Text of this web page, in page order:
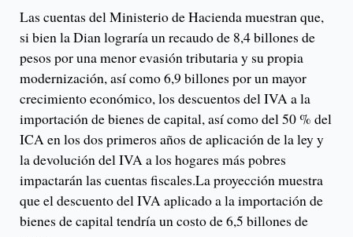
Las cuentas del Ministerio de Hacienda muestran que,
si bien la Dian lograría un recaudo de 8,4 billones de
pesos por una menor evasión tributaria y su propia
modernización, así como 6,9 billones por un mayor
crecimiento económico, los descuentos del IVA a la
importación de bienes de capital, así como del 50 % del
ICA en los dos primeros años de aplicación de la ley y
la devolución del IVA a los hogares más pobres
impactarán las cuentas fiscales.La proyección muestra
que el descuento del IVA aplicado a la importación de
bienes de capital tendría un costo de 6,5 billones de